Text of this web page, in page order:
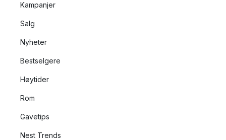
Kampanjer
Salg
Nyheter
Bestselgere
Høytider
Rom
Gavetips
Nest Trends